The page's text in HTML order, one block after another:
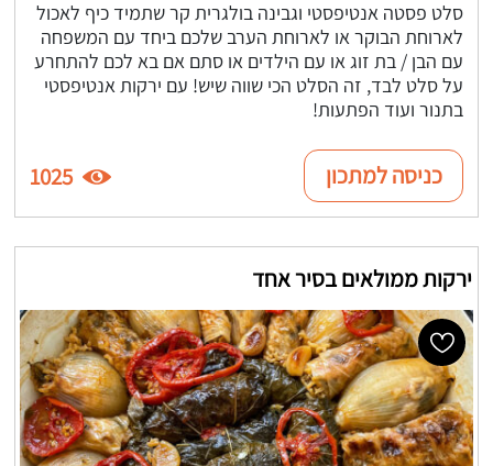
סלט פסטה אנטיפסטי וגבינה בולגרית קר שתמיד כיף לאכול
לארוחת הבוקר או לארוחת הערב שלכם ביחד עם המשפחה
עם הבן / בת זוג או עם הילדים או סתם אם בא לכם להתחרע
על סלט לבד, זה הסלט הכי שווה שיש! עם ירקות אנטיפסטי
בתנור ועוד הפתעות!
כניסה למתכון 1025
ירקות ממולאים בסיר אחד